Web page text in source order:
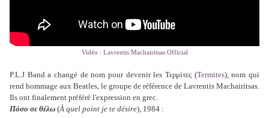
Vidéo : Lavrentis Machairitsas Official
P.L.J Band a changé de nom pour devenir les Τερμίτες (Termites),nom qui
rend hommage aux Beatles, le groupe de référence de Lavrentis Machairitsas.
Ils ont finalement préféré l'expression en grec.
Πόσο σε θέλω (À quel point je te désire), 1984 :